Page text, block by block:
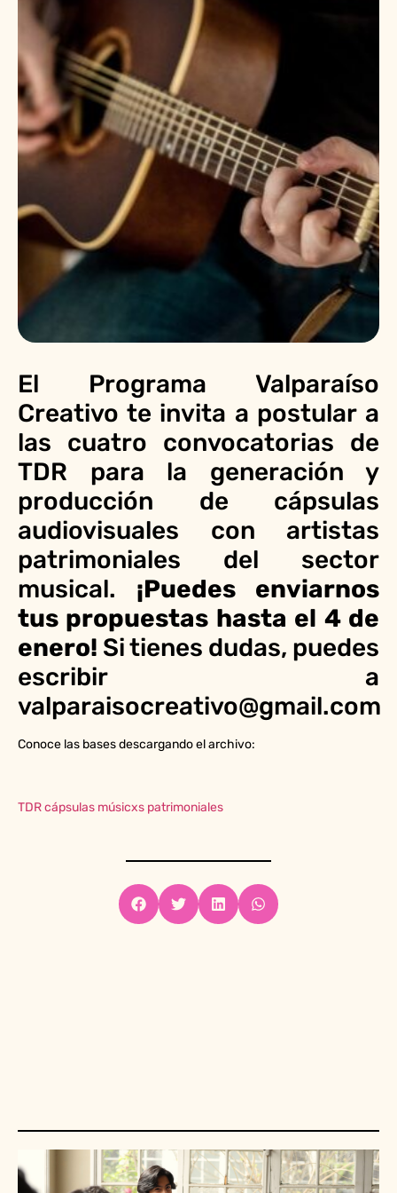
El Programa Valparaíso
Creativo te invita a postular a
las cuatro convocatorias de
TDR para la generación y
producción de cápsulas
audiovisuales con artistas
patrimoniales del sector
musical. ¡Puedes enviarnos
tus propuestas hasta el 4 de
enero! Si tienes dudas, puedes
escribir a
valparaisocreativo@gmail.com
Conoce las bases descargando el archivo:
TDR cápsulas músicxs patrimoniales